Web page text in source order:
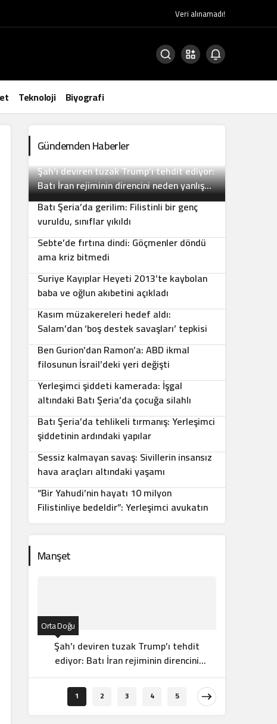
Veri alınamadı!
Teknoloji Biyografi
Gündemden Haberler
Şah’ı deviren tuzak Trump’ı tehdit ediyor:
Batı İran rejiminin direncini neden yanlış
anlıyor
2
Batı Şeria’da gerilim: Filistinli bir genç
vuruldu, sınıflar yıkıldı
3
Sebte’de fırtına dindi: Göçmenler döndü
ama kriz bitmedi
4
Suriye Kayıplar Heyeti 2013’te kaybolan
baba ve oğlun akıbetini açıkladı
5
Kasım müzakereleri hedef aldı:
Salam’dan ‘boş destek savaşları’ tepkisi
6
Ben Gurion’dan Ramon’a: ABD ikmal
filosunun İsrail’deki yeri değişti
7
Yerleşimci şiddeti kamerada: İşgal
altındaki Batı Şeria’da çocuğa silahlı
saldırı
8
Batı Şeria’da tehlikeli tırmanış: Yerleşimci
şiddetinin ardındaki yapılar
9
Sessiz kalmayan savaş: Sivillerin insansız
hava araçları altındaki yaşamı
10
“Bir Yahudi’nin hayatı 10 milyon
Filistinliye bedeldir”: Yerleşimci avukatın
Manşet
Orta Doğu
Şah’ı deviren tuzak Trump’ı tehdit
ediyor: Batı İran rejiminin direncini
neden yanlış anlıyor
1 2 3 4 5